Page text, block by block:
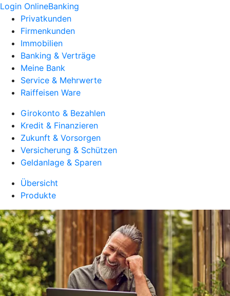
Login OnlineBanking
Privatkunden
Firmenkunden
Immobilien
Banking & Verträge
Meine Bank
Service & Mehrwerte
Raiffeisen Ware
Girokonto & Bezahlen
Kredit & Finanzieren
Zukunft & Vorsorgen
Versicherung & Schützen
Geldanlage & Sparen
Übersicht
Produkte